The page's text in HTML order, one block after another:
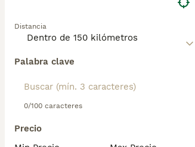
Distancia
Palabra clave
0/100 caracteres
Precio